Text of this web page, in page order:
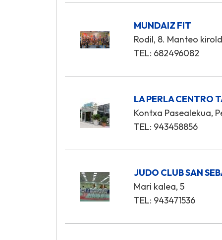
MUNDAIZ FIT
Rodil, 8. Manteo
TEL: 682496082
LA PERLA CENTRO
Kontxa Pasealekua,
TEL: 943458856
JUDO CLUB SAN
Mari kalea, 5
TEL: 943471536